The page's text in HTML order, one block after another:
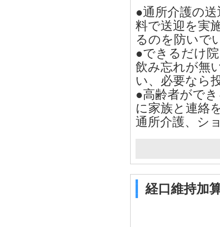
●通所介護の
料で送迎を実
るのを防いで
●できるだけ
飲み忘れが無
い、必要なら
●高齢者がで
に家族と連絡
通所介護、シ
経口維持加